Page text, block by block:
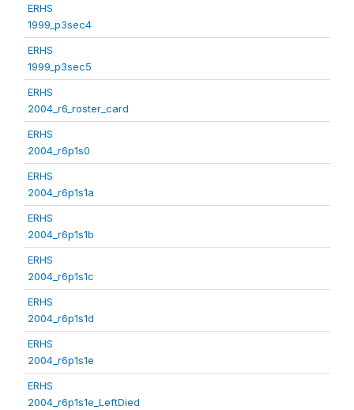
ERHS
1999_p3sec4
ERHS
1999_p3sec5
ERHS
2004_r6_roster_card
ERHS
2004_r6p1s0
ERHS
2004_r6p1s1a
ERHS
2004_r6p1s1b
ERHS
2004_r6p1s1c
ERHS
2004_r6p1s1d
ERHS
2004_r6p1s1e
ERHS
2004_r6p1s1e_LeftDied